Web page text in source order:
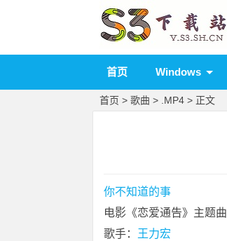
首页 Windows
首页 > 歌曲 > .MP4 > 正文
你不知道的事
电影《恋爱通告》主题曲
歌手：
王力宏